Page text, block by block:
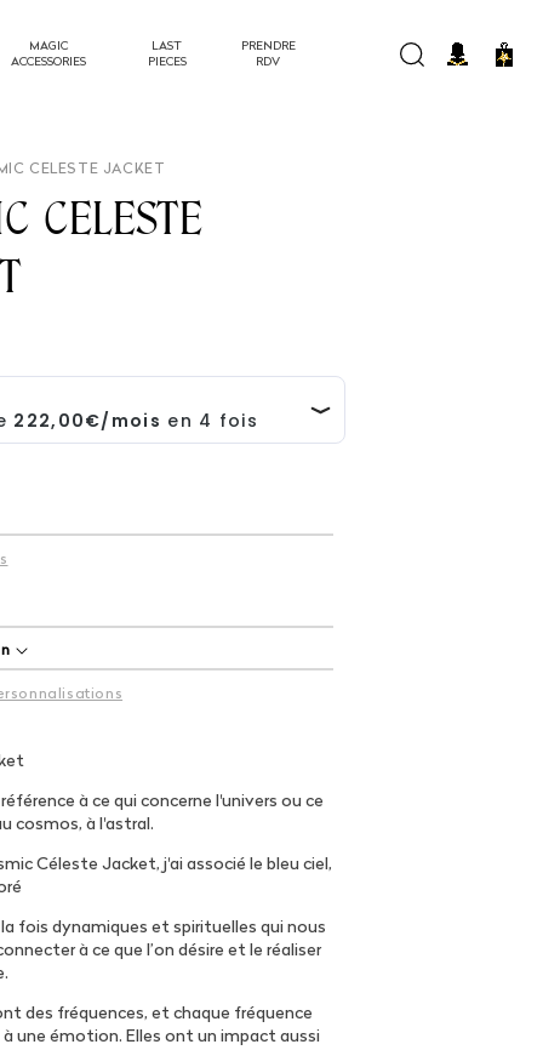
MAGIC
ACCESSORIES
LAST
PIECES
PRENDRE
RDV
Panier
CELESTE JACKET
CELESTE
à ce qui concerne l'univers ou ce
cosmos, à l'astral.
Céleste Jacket, j'ai associé le bleu ciel,
fois dynamiques et spirituelles qui nous
à ce que l’on désire et le réaliser
des fréquences, et chaque fréquence
une émotion. Elles ont un impact aussi